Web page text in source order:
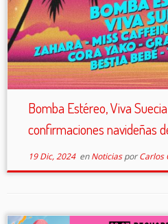
Bomba Estéreo, Viva
confirmaciones navideñas
19 Dic, 2024enNoticiasporCarlos